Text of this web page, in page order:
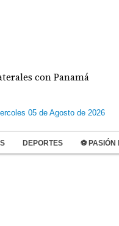
Panamá
05 de Agosto de 2026
DEPORTES ⚽